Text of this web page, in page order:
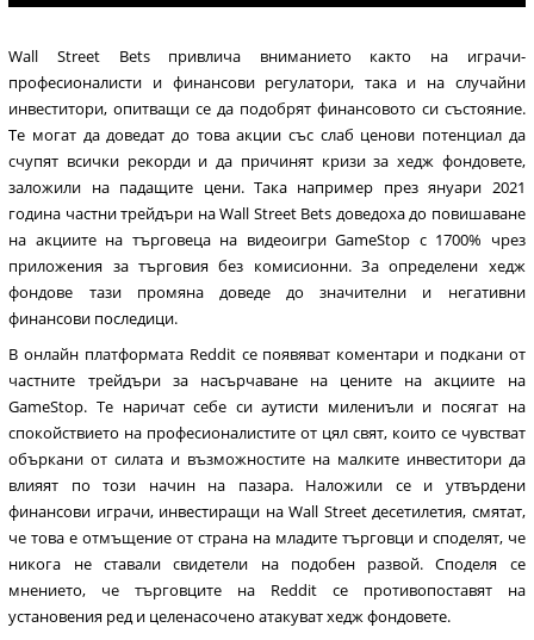
Wall Street Bets привлича вниманието както на играчи-
професионалисти и финансови регулатори, така и на случайни
инвеститори, опитващи се да подобрят финансовото си състояние.
Те могат да доведат до това акции със слаб ценови потенциал да
счупят всички рекорди и да причинят кризи за хедж фондовете,
заложили на падащите цени. Така например през януари 2021
година частни трейдъри на Wall Street Bets доведоха до повишаване
на акциите на търговеца на видеоигри GameStop с 1700% чрез
приложения за търговия без комисионни. За определени хедж
фондове тази промяна доведе до значителни и негативни
финансови последици.
В онлайн платформата Reddit се появяват коментари и подкани от
частните трейдъри за насърчаване на цените на акциите на
GameStop. Те наричат себе си аутисти милениъли и посягат на
спокойствието на професионалистите от цял свят, които се чувстват
объркани от силата и възможностите на малките инвеститори да
влияят по този начин на пазара. Наложили се и утвърдени
финансови играчи, инвестиращи на Wall Street десетилетия, смятат,
че това е отмъщение от страна на младите търговци и споделят, че
никога не ставали свидетели на подобен развой. Споделя се
мнението, че търговците на Reddit се противопоставят на
установения ред и целенасочено атакуват хедж фондовете.